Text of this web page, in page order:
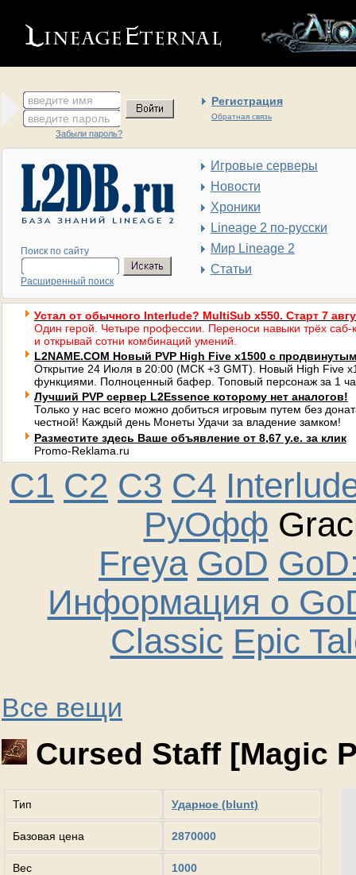
введите имя Регистрация
Обратная связь
введите пароль
Забыли пароль?
Поиск по сайту
Расширенный поиск
Игровые серверы
Новости
Хроники
Lineage 2 по-русски
Мир Lineage 2
Статьи
Устал от обычного Interlude? MultiSub x550. Старт 7
Один герой. Четыре профессии. Переноси навыки трёх саб-
и открывай сотни комбинаций умений.
L2NAME.COM Новый PVP High Five x1500 с
Открытие 24 Июля в 20:00 (МСК +3 GMT). Новый High Five
функциями. Полноценный бафер. Топовый персонаж за 1
Лучший PVP сервер L2Essence которому нет аналогов!
Только у нас всего можно добиться игровым путем без
честной! Каждый день Монеты Удачи за владение замком!
Разместите здесь Ваше объявление от 8,67 у.е. за клик
Promo-Reklama.ru
C1 C2 C3 C4
РуОфф
Freya GoD
Информация о
Classic Epic
Все вещи
Cursed Staff [Magic
Тип Ударное (blunt)
Базовая цена 2870000
Вес 1000